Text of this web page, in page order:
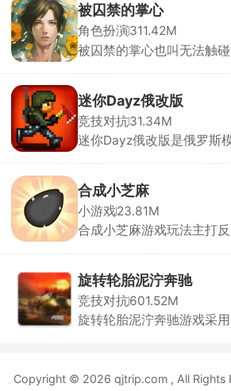
中所想。完成任务可以让阿
所许的愿望，如若你战胜了
获得神秘奖励哟。
被囚禁的掌心
角色扮演311.42M
被囚禁的掌心也叫无法触
恋爱故事。通过独特的体感
法，只需将手掌或额头轻贴
即可与男主深情互动。游戏
法增添趣味，观察男主房
迷你Dayz俄改版
竞技对抗31.34M
迷你Dayz俄改版是俄罗斯
风、上帝俯视视角和硬核末
核，在原版底子上大幅度扩
正 BUG、新增玩法，弥补
内容单薄、装备少、玩法
合成小芝麻
小游戏23.81M
合成小芝麻游戏玩法主打
可以在一局里玩很久。通过
控水果下落位置，相同水果
成更小的水果。简单易上手
不下来，是打发碎片时间的
旋转轮胎泥泞奔驰
竞技对抗601.52M
旋转轮胎泥泞奔驰游戏采
奔波在荒野之中的职业货
Copyright © 2026 qjtrip.com , All Rights